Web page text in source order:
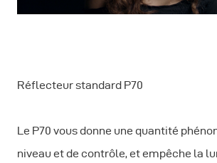
Réflecteur standard P70
Le P70 vous donne une quantité
niveau et de contrôle, et empêche la